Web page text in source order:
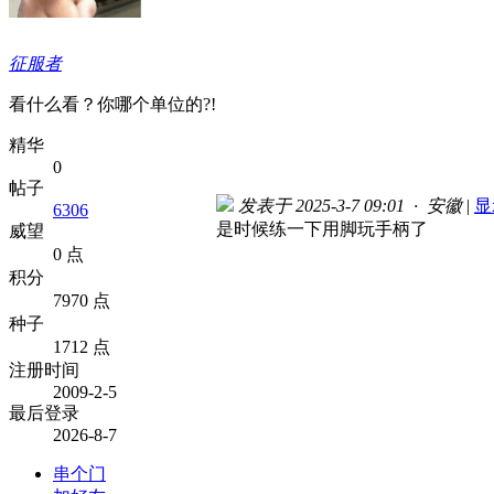
征服者
看什么看？你哪个单位的?!
精华
0
帖子
6306
威望
0 点
积分
7970 点
种子
1712 点
注册时间
2009-2-5
最后登录
2026-8-7
串个门
发表于 2025-3-7 09:01 · 安徽 |
是时候练一下用脚玩手柄了